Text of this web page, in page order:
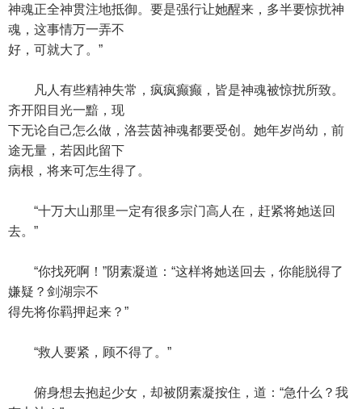
神魂正全神贯注地抵御。要是强行让她醒来，多半要惊扰神
魂，这事情万一弄不
好，可就大了。”
凡人有些精神失常，疯疯癫癫，皆是神魂被惊扰所致。
齐开阳目光一黯，现
下无论自己怎么做，洛芸茵神魂都要受创。她年岁尚幼，前
途无量，若因此留下
病根，将来可怎生得了。
“十万大山那里一定有很多宗门高人在，赶紧将她送回
去。”
“你找死啊！”阴素凝道：“这样将她送回去，你能脱得了
嫌疑？剑湖宗不
得先将你羁押起来？”
“救人要紧，顾不得了。”
俯身想去抱起少女，却被阴素凝按住，道：“急什么？我